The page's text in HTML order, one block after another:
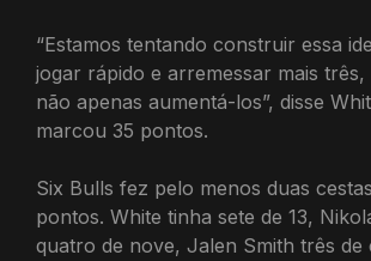
“Estamos tentando construir essa
jogar rápido e arremessar mais três,
não apenas aumentá-los”, disse
marcou 35 pontos.
Six Bulls fez pelo menos duas
pontos. White tinha sete de 13,
quatro de nove, Jalen Smith três de